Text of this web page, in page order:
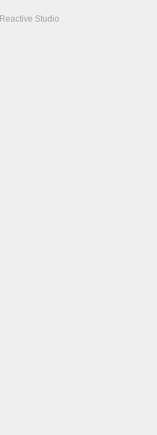
Reactive Studio